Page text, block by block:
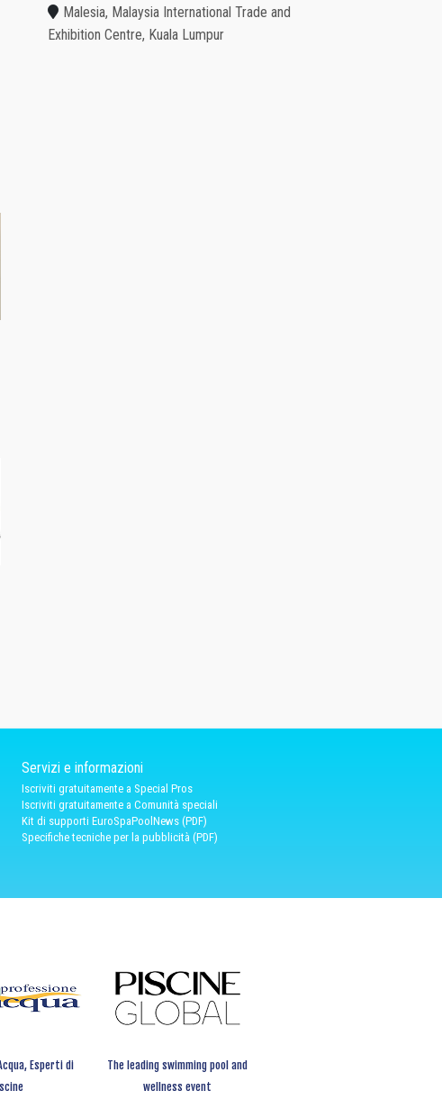
Malesia, Malaysia International Trade and
Exhibition Centre, Kuala Lumpur
Servizi e informazioni
Iscriviti gratuitamente a Special Pros
Iscriviti gratuitamente a Comunità speciali
Kit di supporti EuroSpaPoolNews (PDF)
Specifiche tecniche per la pubblicità (PDF)
Esperti di
The leading swimming pool and
wellness event